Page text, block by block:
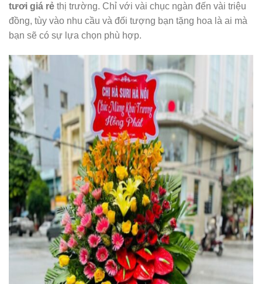
tươi giá rẻ thị trường. Chỉ với vài chục ngàn đến vài triệu
đồng, tùy vào nhu cầu và đối tượng bạn tặng hoa là ai mà
bạn sẽ có sự lựa chọn phù hợp.